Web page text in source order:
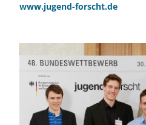
www.jugend-forscht.de